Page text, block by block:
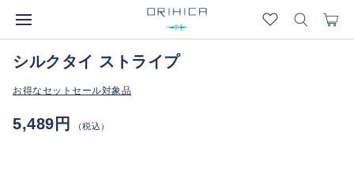
シルクタイ ストライプ
お得なセットセール対象品
5,489円 （税込）